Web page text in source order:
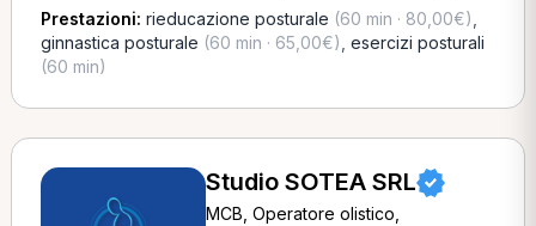
Prestazioni: rieducazione posturale (60 min · 80,00€)
ginnastica posturale (60 min · 65,00€) esercizi posturali
(60 min)
Studio SOTEA SRL
MCB, Operatore olistico,